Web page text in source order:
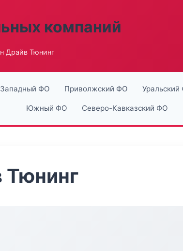
компаний
Драйв Тюнинг
ФО Приволжский ФО
Южный ФО Северо-Кавказский ФО
Тюнинг